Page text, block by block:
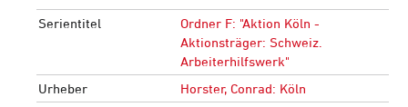
Serientitel
Ordner F: "Aktion Köln -
Aktionsträger: Schweiz.
Arbeiterhilfswerk"
Urheber
Horster, Conrad: Köln